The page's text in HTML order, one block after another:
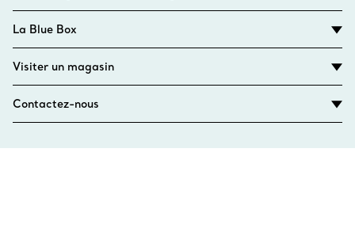
La Blue Box
Visiter un magasin
Contactez-nous